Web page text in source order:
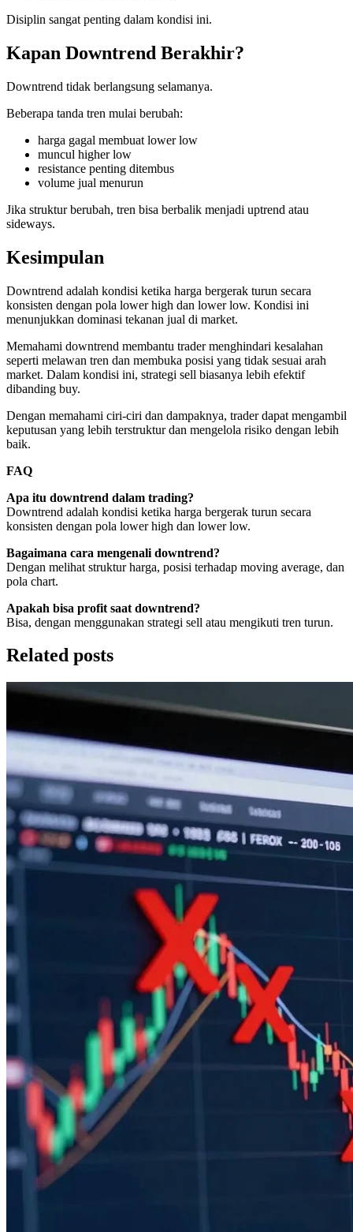
Disiplin sangat penting dalam kondisi ini.
Kapan Downtrend Berakhir?
Downtrend tidak berlangsung selamanya.
Beberapa tanda tren mulai berubah:
harga gagal membuat lower low
muncul higher low
resistance penting ditembus
volume jual menurun
Jika struktur berubah, tren bisa berbalik menjadi uptrend atau
sideways.
Kesimpulan
Downtrend adalah kondisi ketika harga bergerak turun secara
konsisten dengan pola lower high dan lower low. Kondisi ini
menunjukkan dominasi tekanan jual di market.
Memahami downtrend membantu trader menghindari kesalahan
seperti melawan tren dan membuka posisi yang tidak sesuai arah
market. Dalam kondisi ini, strategi sell biasanya lebih efektif
dibanding buy.
Dengan memahami ciri-ciri dan dampaknya, trader dapat mengambil
keputusan yang lebih terstruktur dan mengelola risiko dengan lebih
baik.
FAQ
Apa itu downtrend dalam trading?
Downtrend adalah kondisi ketika harga bergerak turun secara
konsisten dengan pola lower high dan lower low.
Bagaimana cara mengenali downtrend?
Dengan melihat struktur harga, posisi terhadap moving average, dan
pola chart.
Apakah bisa profit saat downtrend?
Bisa, dengan menggunakan strategi sell atau mengikuti tren turun.
Related posts